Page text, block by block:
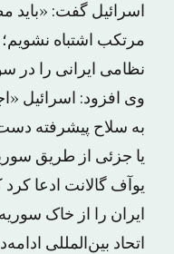
اسرائیل گفت: «باید
مرتکب اشتباه نشویم؛
نظامی ایرانی را در
وی افزود: اسرائیل
به سلاح پیشرفته
یا جزئی از طریق
یوآف گالانت ادعا
ایران را از خاک
اتحاد بین‌المللی